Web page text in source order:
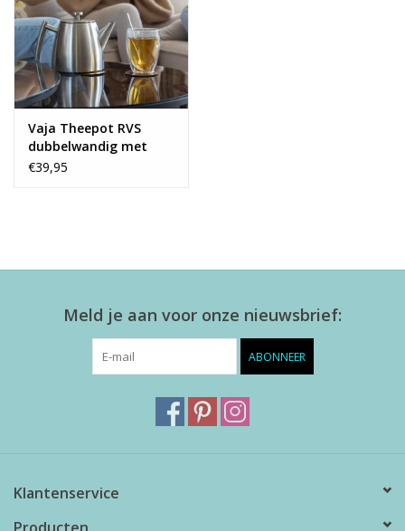
Vaja Theepot RVS
dubbelwandig met
zeef
€39,95
Meld je aan voor onze nieuwsbrief:
ABONNEER
Klantenservice